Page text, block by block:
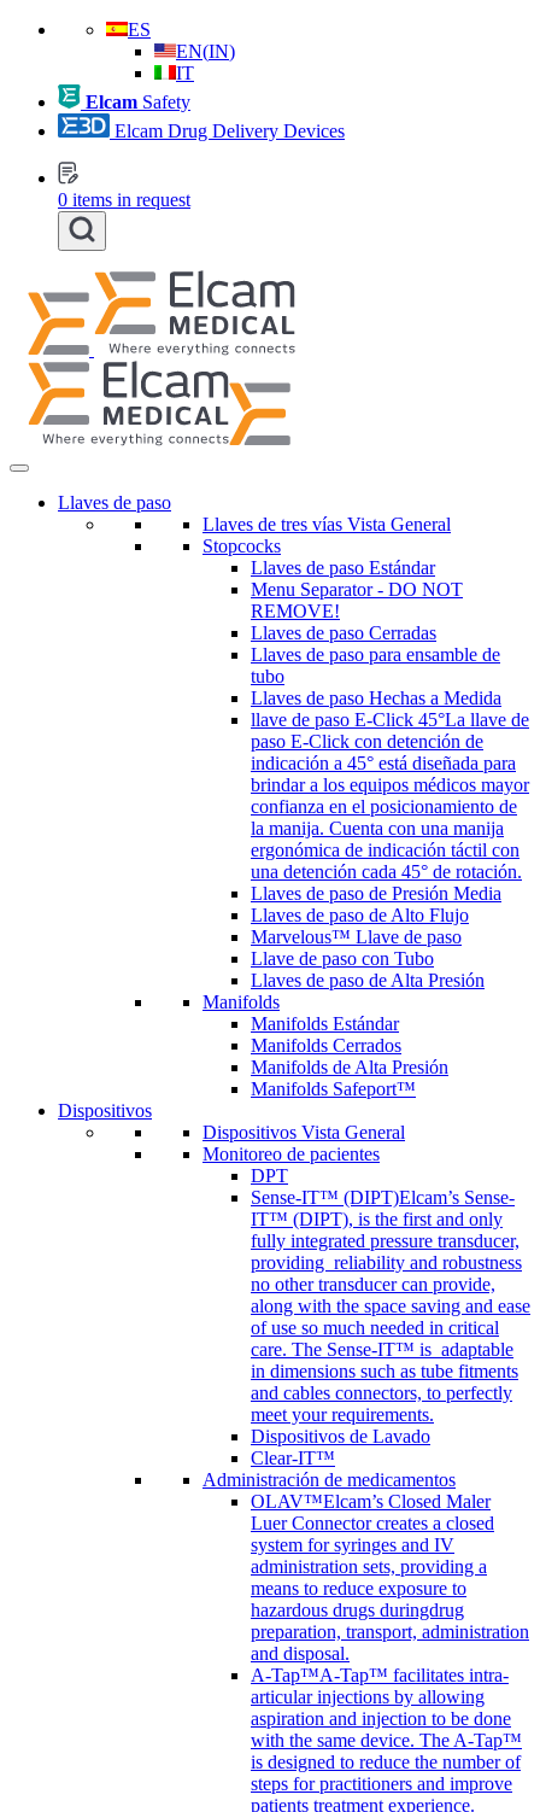
ES
EN(IN)
IT
Elcam Safety
Elcam Drug Delivery Devices
0 items in request
Llaves de paso
Llaves de tres vías Vista General
Stopcocks
Llaves de paso Estándar
Menu Separator - DO NOT
REMOVE!
Llaves de paso Cerradas
Llaves de paso para ensamble de
tubo
Llaves de paso Hechas a Medida
llave de paso E-Click 45°La llave de
paso E-Click con detención de
indicación a 45° está diseñada para
brindar a los equipos médicos mayor
confianza en el posicionamiento de
la manija. Cuenta con una manija
ergonómica de indicación táctil con
una detención cada 45° de rotación.
Llaves de paso de Presión Media
Llaves de paso de Alto Flujo
Marvelous™ Llave de paso
Llave de paso con Tubo
Llaves de paso de Alta Presión
Manifolds
Manifolds Estándar
Manifolds Cerrados
Manifolds de Alta Presión
Manifolds Safeport™
Dispositivos
Dispositivos Vista General
Monitoreo de pacientes
DPT
Sense-IT™ (DIPT)Elcam’s Sense-
IT™ (DIPT), is the first and only
fully integrated pressure transducer,
providing reliability and robustness
no other transducer can provide,
along with the space saving and ease
of use so much needed in critical
care. The Sense-IT™ is adaptable
in dimensions such as tube fitments
and cables connectors, to perfectly
meet your requirements.
Dispositivos de Lavado
Clear-IT™
Administración de medicamentos
OLAV™Elcam’s Closed Maler
Luer Connector creates a closed
system for syringes and IV
administration sets, providing a
means to reduce exposure to
hazardous drugs duringdrug
preparation, transport, administration
and disposal.
A-Tap™A-Tap™ facilitates intra-
articular injections by allowing
aspiration and injection to be done
with the same device. The A-Tap™
is designed to reduce the number of
steps for practitioners and improve
patients treatment experience.